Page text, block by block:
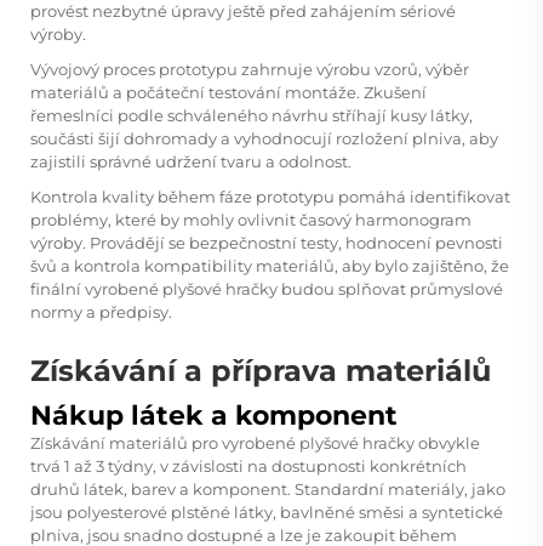
provést nezbytné úpravy ještě před zahájením sériové
výroby.
Vývojový proces prototypu zahrnuje výrobu vzorů, výběr
materiálů a počáteční testování montáže. Zkušení
řemeslníci podle schváleného návrhu stříhají kusy látky,
součásti šijí dohromady a vyhodnocují rozložení plniva, aby
zajistili správné udržení tvaru a odolnost.
Kontrola kvality během fáze prototypu pomáhá identifikovat
problémy, které by mohly ovlivnit časový harmonogram
výroby. Provádějí se bezpečnostní testy, hodnocení pevnosti
švů a kontrola kompatibility materiálů, aby bylo zajištěno, že
finální vyrobené plyšové hračky budou splňovat průmyslové
normy a předpisy.
Získávání a příprava materiálů
Nákup látek a komponent
Získávání materiálů pro vyrobené plyšové hračky obvykle
trvá 1 až 3 týdny, v závislosti na dostupnosti konkrétních
druhů látek, barev a komponent. Standardní materiály, jako
jsou polyesterové plstěné látky, bavlněné směsi a syntetické
plniva, jsou snadno dostupné a lze je zakoupit během